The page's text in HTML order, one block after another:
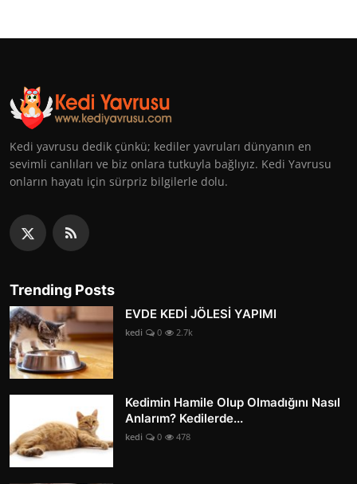
Kedi yavrusu dedik çünkü; kediler yavruları dünyanın en
sevimli canlıları ve biz onlara tutkuyla bağlıyız. Kedi Yavrusu
onların hayatı için sürpriz bilgilerle dolu.
Trending Posts
EVDE KEDİ JÖLESİ YAPIMI
kedi 0 2.7k
Kedimin Hamile Olup Olmadığını Nasıl
Anlarım? Kedilerde...
kedi 0 478